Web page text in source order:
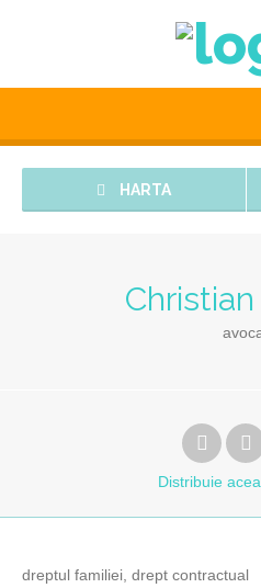
HARTA
Distribuie
dreptul familiei, drept contractual